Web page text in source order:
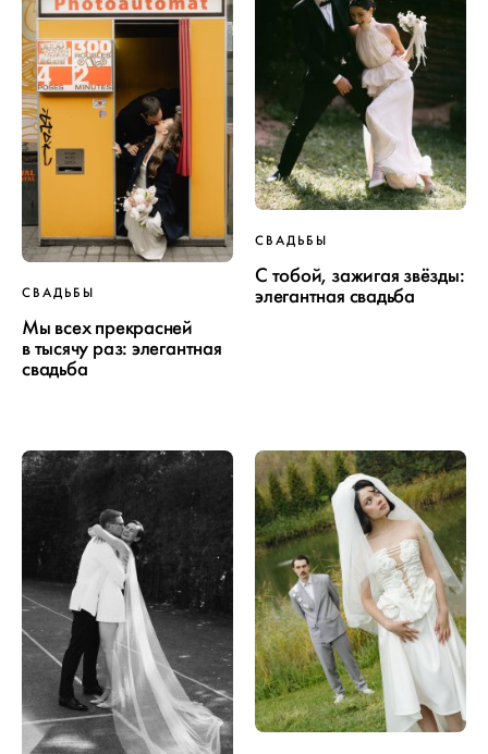
СВАДЬБЫ
Мы всех прекрасней
в тысячу раз: элегантная
свадьба
СВАДЬБЫ
С тобой, зажигая звёзды:
элегантная свадьба